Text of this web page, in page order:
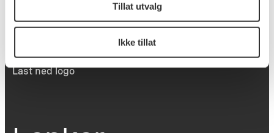
Tillat utvalg
Ikke tillat
Utbetaling og fakturering
Personvernerklæring
Dokumentasjonsskjema
Last ned logo